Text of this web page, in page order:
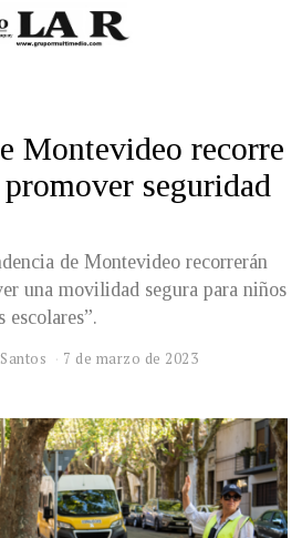
Montevideo recorre
seguridad
de Montevideo recorrerán
una movilidad segura para niños
escolares”.
7 de marzo de 2023